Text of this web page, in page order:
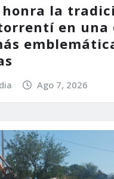
honra la
en una
Ago 7, 2026